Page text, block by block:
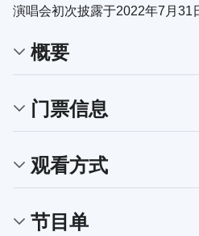
演唱会初次披露于2022年7月31
概要
门票信息
观看方式
节目单